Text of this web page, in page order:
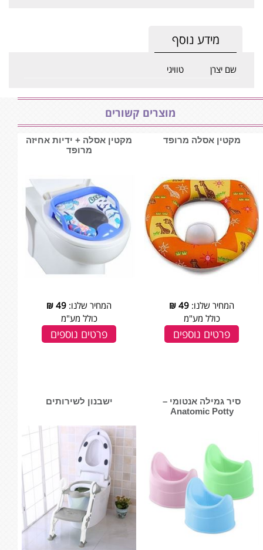
מידע נוסף
שם יצרן טוויגי
מוצרים קשורים
מקטין אסלה מרופד
המחיר שלנו: 49
₪
כולל מע"מ
פרטים נוספים
מקטין אסלה + ידיות אחיזה
מרופד
המחיר שלנו: 49
₪
כולל מע"מ
פרטים נוספים
סיר גמילה אנטומי –
Anatomic Potty
ישבנון לשירותים